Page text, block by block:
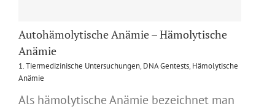
Autohämolytische Anämie – Hämolytische
Anämie
1. Tiermedizinische Untersuchungen, DNA Gentests, Hämolytische
Anämie
Als hämolytische Anämie bezeichnet man